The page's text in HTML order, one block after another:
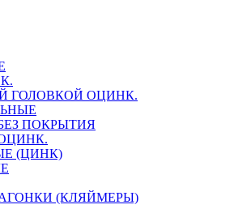
ГОЛОВКОЙ ОЦИНК.
ПОКРЫТИЯ
(ЦИНК)
(КЛЯЙМЕРЫ)